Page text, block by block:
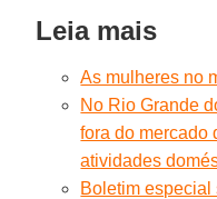
Leia mais
As mulheres no
No Rio Grande
fora do mercado
atividades
Boletim especial